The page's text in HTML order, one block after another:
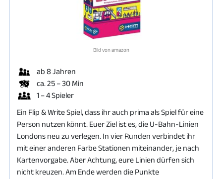
Bild von amazon
ab 8 Jahren
ca. 25 – 30 Min
1 – 4 Spieler
Ein Flip & Write Spiel, dass ihr auch prima als Spiel für eine
Person nutzen könnt. Euer Ziel ist es, die U-Bahn-Linien
Londons neu zu verlegen. In vier Runden verbindet ihr
mit einer anderen Farbe Stationen miteinander, je nach
Kartenvorgabe. Aber Achtung, eure Linien dürfen sich
nicht kreuzen. Am Ende werden die Punkte